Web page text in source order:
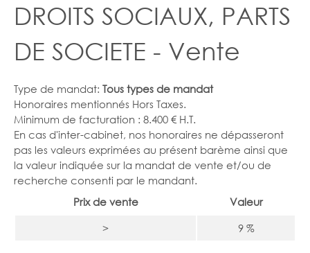
DROITS SOCIAUX, PARTS
DE SOCIETE - Vente
Type de mandat: Tous types de mandat
Honoraires mentionnés Hors Taxes.
Minimum de facturation : 8.400 € H.T.
En cas d'inter-cabinet, nos honoraires ne dépasseront
pas les valeurs exprimées au présent barème ainsi que
la valeur indiquée sur la mandat de vente et/ou de
recherche consenti par le mandant.
Prix de vente
Valeur
> 9 %